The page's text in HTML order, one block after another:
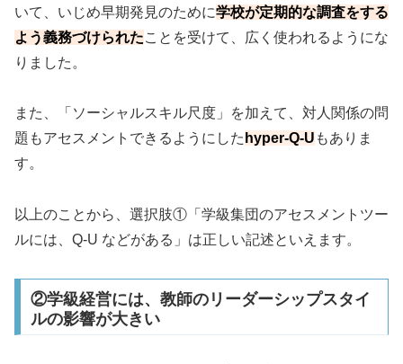
いて、いじめ早期発見のために学校が定期的な調査をする
よう義務づけられたことを受けて、広く使われるようにな
りました。
また、「ソーシャルスキル尺度」を加えて、対人関係の問
題もアセスメントできるようにした hyper-Q-U もありま
す。
以上のことから、選択肢①「学級集団のアセスメントツー
ルには、Q-U などがある」は正しい記述といえます。
②学級経営には、教師のリーダーシップスタイ
ルの影響が大きい